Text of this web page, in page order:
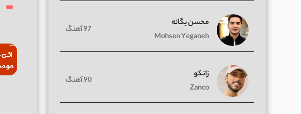
محسن یگانه
Mohsen Yeganeh
97 آهنگ
زانکو
Zanco
90 آهنگ